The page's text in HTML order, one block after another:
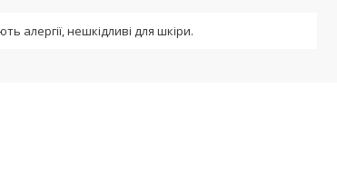
алергії, нешкідливі для шкіри.